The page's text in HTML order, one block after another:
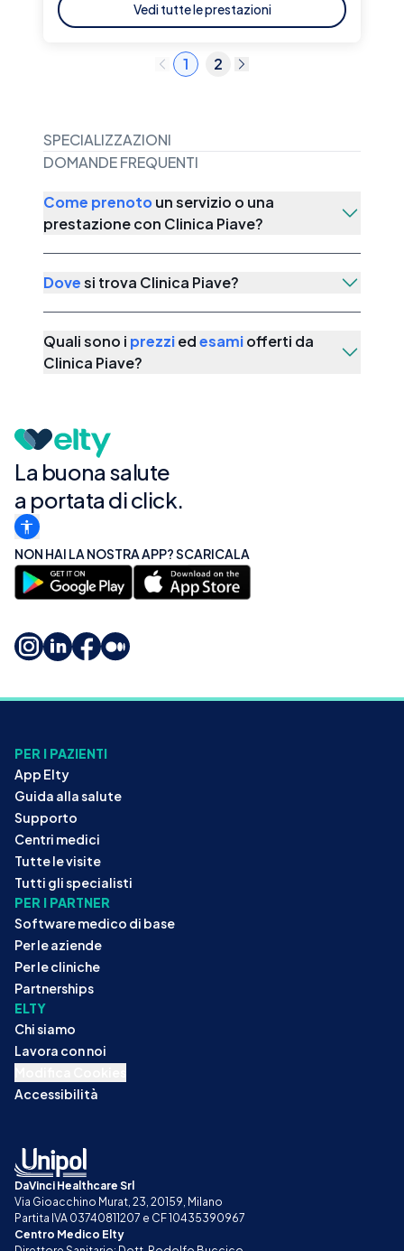
Vedi tutte le prestazioni
1 2
SPECIALIZZAZIONI
DOMANDE FREQUENTI
Come prenotoun servizio o una
prestazione con Clinica Piave?
Dovesi trova Clinica Piave?
Quali sono i prezziedesamiofferti da
Clinica Piave?
La buona salute
a portata di click.
NON HAI LA NOSTRA APP? SCARICALA
PER I PAZIENTI
App Elty
Guida alla salute
Supporto
Centri medici
Tutte le visite
Tutti gli specialisti
PER I PARTNER
Software medico di base
Per le aziende
Per le cliniche
Partnerships
ELTY
Chi siamo
Lavora con noi
Accessibilità
DaVinci Healthcare Srl
Via Gioacchino Murat, 23, 20159, Milano
Partita IVA 03740811207 e CF 10435390967
Centro Medico Elty